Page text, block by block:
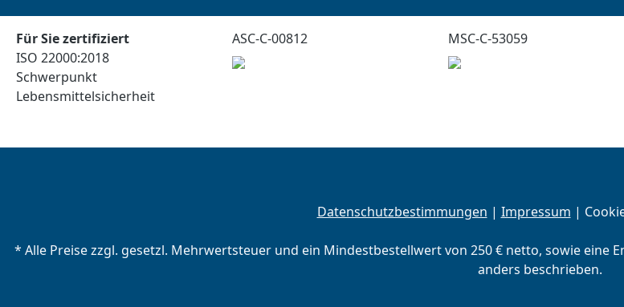
Für Sie zertifiziert
ISO 22000:2018
Schwerpunkt
Lebensmittelsicherheit
ASC-C-00812 MSC-C-53059
Datenschutzbestimmungen | Impressum |
* Alle Preise zzgl. gesetzl. Mehrwertsteuer und ein Mindestbestellwert von 250 € netto, sowie
anders beschrieben.